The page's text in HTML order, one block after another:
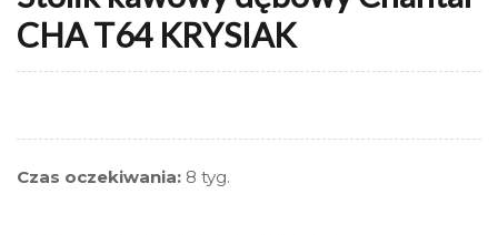
CHA T64 KRYSIAK
Czas oczekiwania: 8 tyg.